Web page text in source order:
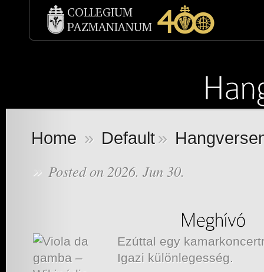
Home » Default»
» Posted on 2026. Jun 30.
Ezúttal egy
Igazi különlegesség.